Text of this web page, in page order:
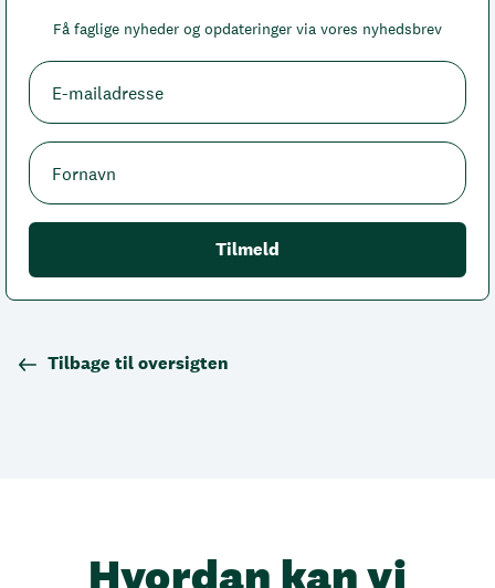
Få faglige nyheder og opdateringer via vores nyhedsbrev
Tilbage til oversigten
Hvordan kan vi